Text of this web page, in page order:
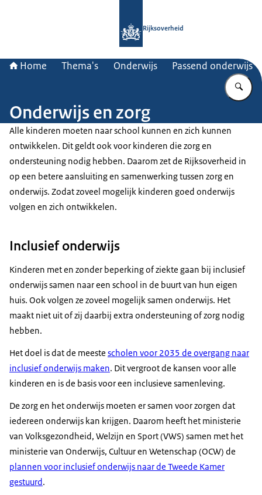
Rijksoverheid
Home Thema's Onderwijs Passend onderwijs
Onderwijs en zorg
Alle kinderen moeten naar school kunnen en zich kunnen
ontwikkelen. Dit geldt ook voor kinderen die zorg en
ondersteuning nodig hebben. Daarom zet de Rijksoverheid in
op een betere aansluiting en samenwerking tussen zorg en
onderwijs. Zodat zoveel mogelijk kinderen goed onderwijs
volgen en zich ontwikkelen.
Inclusief onderwijs
Kinderen met en zonder beperking of ziekte gaan bij inclusief
onderwijs samen naar een school in de buurt van hun eigen
huis. Ook volgen ze zoveel mogelijk samen onderwijs. Het
maakt niet uit of zij daarbij extra ondersteuning of zorg nodig
hebben.
Het doel is dat de meeste scholen voor 2035 de overgang naar
inclusief onderwijs maken. Dit vergroot de kansen voor alle
kinderen en is de basis voor een inclusieve samenleving.
De zorg en het onderwijs moeten er samen voor zorgen dat
iedereen onderwijs kan krijgen. Daarom heeft het ministerie
van Volksgezondheid, Welzijn en Sport (VWS) samen met het
ministerie van Onderwijs, Cultuur en Wetenschap (OCW) de
plannen voor inclusief onderwijs naar de Tweede Kamer
gestuurd.